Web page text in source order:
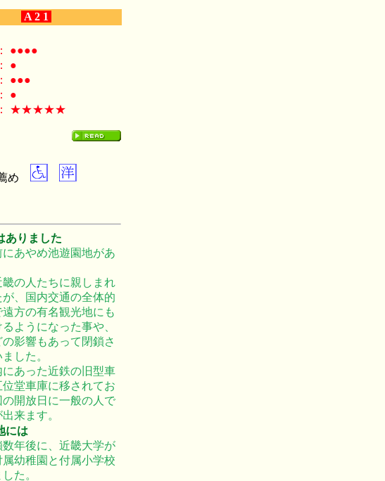
A 2 1
●●●●
●
●●●
●
： ★★★★★
め
ありました
にあやめ池遊園地があ
の人たちに親しまれ
、国内交通の全体的
方の有名観光地にも
ようになった事や、
影響もあって閉鎖さ
した。
にあった近鉄の旧型車
堂車庫に移されてお
の開放日に一般の人で
来ます。
には
年後に、近畿大学が
属幼稚園と付属小学校
た。